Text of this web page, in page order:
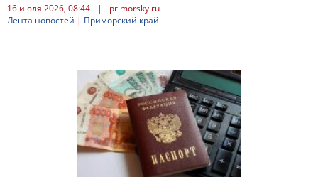
16 июля 2026, 08:44 |
primorsky.ru
Лента новостей | Приморский край